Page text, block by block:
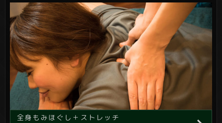
全身もみほぐし＋ストレッチ